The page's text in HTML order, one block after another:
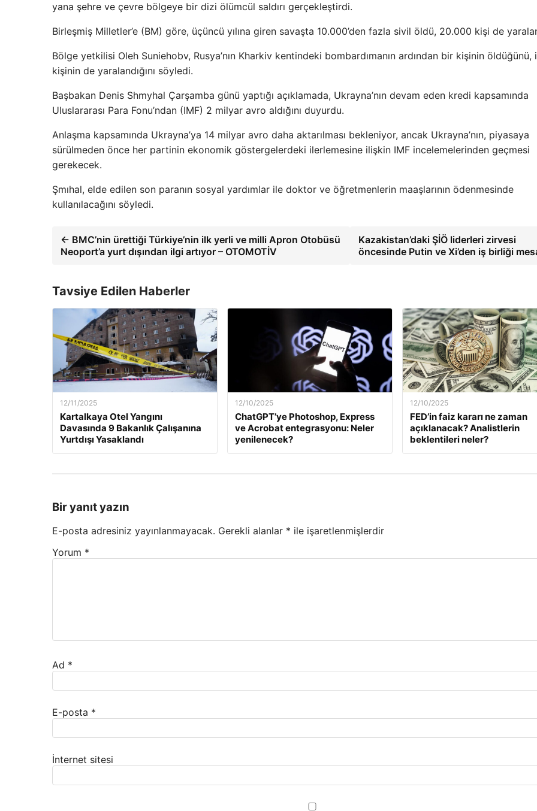
yana şehre ve çevre bölgeye bir dizi ölümcül saldırı gerçekleştirdi.
Birleşmiş Milletler’e (BM) göre, üçüncü yılına giren savaşta 10.000’den fazla sivil öldü, 20.000 kişi de
Bölge yetkilisi Oleh Suniehobv, Rusya’nın Kharkiv kentindeki bombardımanın ardından bir kişinin öldüğünü,
kişinin de yaralandığını söyledi.
Başbakan Denis Shmyhal Çarşamba günü yaptığı açıklamada, Ukrayna’nın devam eden kredi kapsamında
Uluslararası Para Fonu’ndan (IMF) 2 milyar avro aldığını duyurdu.
Anlaşma kapsamında Ukrayna’ya 14 milyar avro daha aktarılması bekleniyor, ancak Ukrayna’nın, piyasaya
sürülmeden önce her partinin ekonomik göstergelerdeki ilerlemesine ilişkin IMF incelemelerinden geçmesi
gerekecek.
Şmıhal, elde edilen son paranın sosyal yardımlar ile doktor ve öğretmenlerin maaşlarının ödenmesinde
kullanılacağını söyledi.
← BMC’nin ürettiği Türkiye’nin ilk yerli ve milli Apron Otobüsü
Neoport’a yurt dışından ilgi artıyor – OTOMOTİV
Kazakistan’daki ŞİÖ liderleri zirvesi
öncesinde Putin ve Xi’den iş birliği
Tavsiye Edilen Haberler
12/11/2025
Kartalkaya Otel Yangını
Davasında 9 Bakanlık Çalışanına
Yurtdışı Yasaklandı
12/10/2025
ChatGPT’ye Photoshop, Express
ve Acrobat entegrasyonu: Neler
yenilenecek?
12/10/2025
FED’in faiz kararı ne zaman
açıklanacak? Analistlerin
beklentileri neler?
Bir yanıt yazın
E-posta adresiniz yayınlanmayacak. Gerekli alanlar * ile işaretlenmişlerdir
Yorum *
Ad *
E-posta *
İnternet sitesi